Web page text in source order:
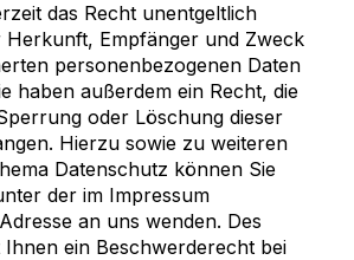
das Recht unentgeltlich
Empfänger und Zweck
personenbezogenen Daten
haben außerdem ein Recht, die
oder Löschung dieser
Hierzu sowie zu weiteren
Datenschutz können Sie
der im Impressum
an uns wenden. Des
Ihnen ein Beschwerderecht bei